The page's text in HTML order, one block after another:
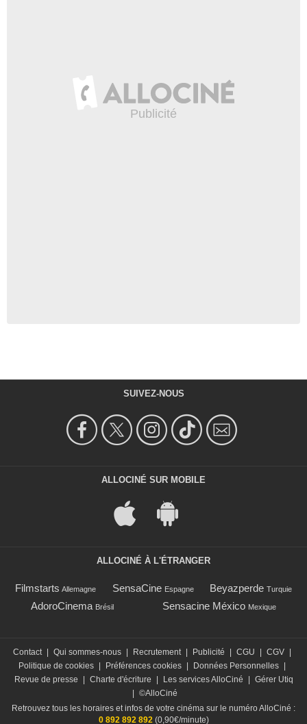
SUIVEZ-NOUS
ALLOCINÉ SUR MOBILE
ALLOCINÉ À L'ÉTRANGER
Filmstarts Allemagne SensaCine Espagne Beyazperde Turquie
AdoroCinema Brésil Sensacine México Mexique
Contact | Qui sommes-nous | Recrutement | Publicité | CGU | CGV |
Politique de cookies | Préférences cookies | Données Personnelles |
Revue de presse
| Charte d'écriture | Les services AlloCiné | Gérer Utiq
| ©AlloCiné
Retrouvez tous les horaires et infos de votre cinéma sur le numéro AlloCiné :
0 892 892 892(0,90€/minute)